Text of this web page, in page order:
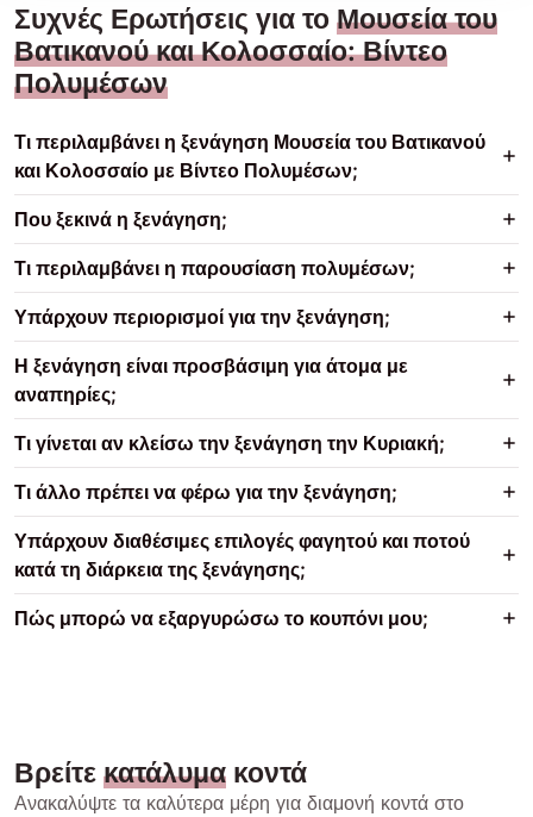
Συχνές Ερωτήσεις για το Μουσεία του
Βατικανού και Κολοσσαίο: Βίντεο
Πολυμέσων
Τι περιλαμβάνει η ξενάγηση Μουσεία του Βατικανού
και Κολοσσαίο με Βίντεο Πολυμέσων;
Που ξεκινά η ξενάγηση;
Τι περιλαμβάνει η παρουσίαση πολυμέσων;
Υπάρχουν περιορισμοί για την ξενάγηση;
Η ξενάγηση είναι προσβάσιμη για άτομα με
αναπηρίες;
Τι γίνεται αν κλείσω την ξενάγηση την Κυριακή;
Τι άλλο πρέπει να φέρω για την ξενάγηση;
Υπάρχουν διαθέσιμες επιλογές φαγητού και ποτού
κατά τη διάρκεια της ξενάγησης;
Πώς μπορώ να εξαργυρώσω το κουπόνι μου;
Βρείτε κατάλυμα κοντά
Ανακαλύψτε τα καλύτερα μέρη για διαμονή κοντά στο